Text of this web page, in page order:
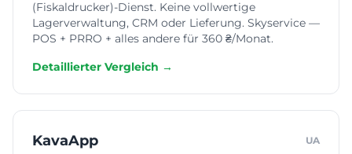
(Fiskaldrucker)-Dienst. Keine vollwertige
Lagerverwaltung, CRM oder Lieferung. Skyservice —
POS + PRRO + alles andere für 360 ₴/Monat.
Detaillierter Vergleich →
KavaApp UA